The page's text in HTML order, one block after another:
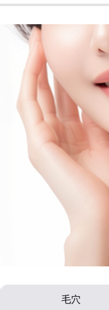
ジェル・クリーム
・パック
ケア
から探す
ラ
メイク
リーズ
シリーズ
季のおすすめ
用ギフト
毛穴